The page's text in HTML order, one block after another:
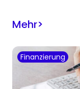
Mehr>
Finanzierung